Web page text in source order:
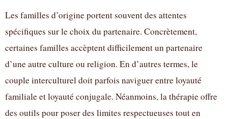
Les familles d’origine portent souvent des attentes
spécifiques sur le choix du partenaire. Concrètement,
certaines familles accèptent difficilement un partenaire
d’une autre culture ou religion. En d’autres termes, le
couple interculturel doit parfois naviguer entre loyauté
familiale et loyauté conjugale. Néanmoins, la thérapie offre
des outils pour poser des limites respectueuses tout en